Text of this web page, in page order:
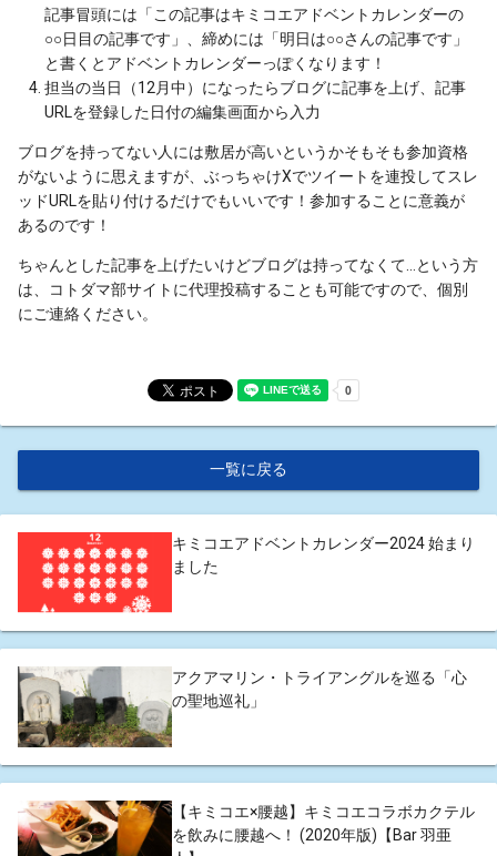
記事冒頭には「この記事はキミコエアドベントカレンダーの
○○日目の記事です」、締めには「明日は○○さんの記事です」
と書くとアドベントカレンダーっぽくなります！
担当の当日（12月中）になったらブログに記事を上げ、記事
URLを登録した日付の編集画面から入力
ブログを持ってない人には敷居が高いというかそもそも参加資格
がないように思えますが、ぶっちゃけXでツイートを連投してスレ
ッドURLを貼り付けるだけでもいいです！参加することに意義が
あるのです！
ちゃんとした記事を上げたいけどブログは持ってなくて…という方
は、コトダマ部サイトに代理投稿することも可能ですので、個別
にご連絡ください。
一覧に戻る
キミコエアドベントカレンダー2024 始まり
ました
アクアマリン・トライアングルを巡る「心
の聖地巡礼」
【キミコエ×腰越】キミコエコラボカクテル
を飲みに腰越へ！ (2020年版)【Bar 羽亜